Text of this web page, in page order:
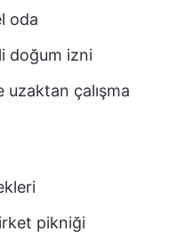
oda
doğum izni
uzaktan çalışma
pikniği